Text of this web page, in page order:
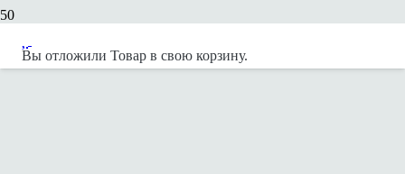
Вы отложили Товар в свою корзину.